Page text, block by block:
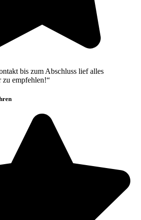
bis zum Abschluss lief alles
empfehlen!“